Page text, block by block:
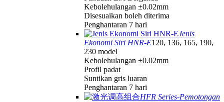
Kebolehulangan ±0.02mm
Disesuaikan boleh diterima
Penghantaran 7 hari
Jenis
Ekonomi Siri HNR-E120, 136, 165, 190,
230 model
Kebolehulangan ±0.02mm
Profil padat
Suntikan gris luaran
Penghantaran 7 hari
HFR Series-Pemotongan